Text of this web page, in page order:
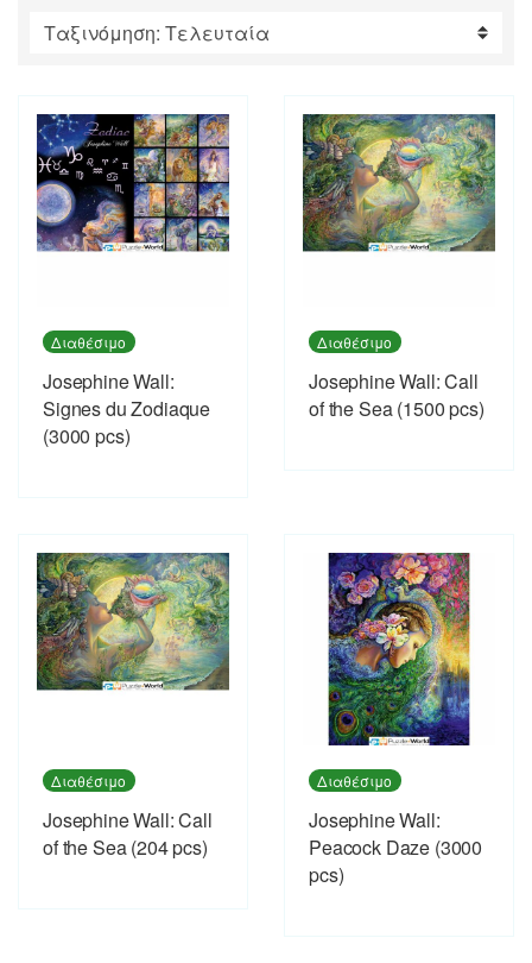
Διαθέσιμο
Josephine Wall:
Signes du Zodiaque
(3000 pcs)
Διαθέσιμο
Josephine Wall: Call
of the Sea (1500 pcs)
Διαθέσιμο
Josephine Wall: Call
of the Sea (204 pcs)
Διαθέσιμο
Josephine Wall:
Peacock Daze (3000
pcs)